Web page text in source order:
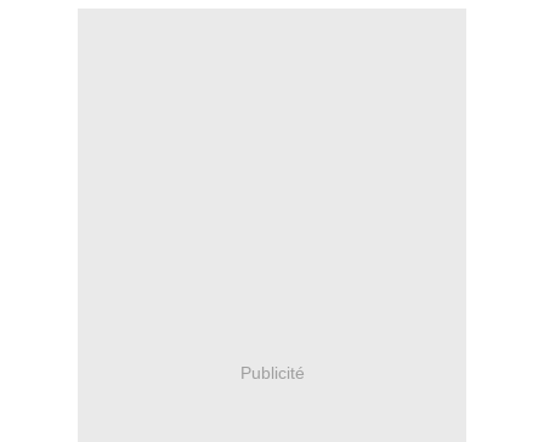
Publicité